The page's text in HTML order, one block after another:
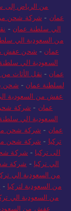
من الرياض إلى
عمان - شركة شحن من
الي سلطنة عمان -
من السعودية الي
عمان - شحن عفش
السعودية الي
عمان - نقل الأثاث
لسلطنة عمان - شحن
عفش من السعودية
عمان - شركة
السعودية الي
عمان - شركة شحن من
تركيا - شركة شحن من
الى تركيا - شركة
الي تركيا - شركة
من السعودية الي
من السعودية لتركيا -
من السعودية الي
عفش من